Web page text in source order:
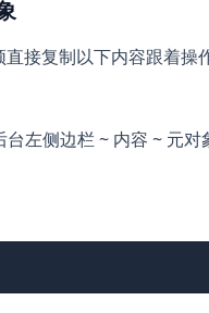
接复制以下内容跟着
左侧边栏 ~ 内容 ~ 元对